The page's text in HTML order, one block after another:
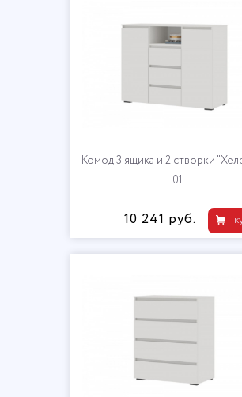
Комод 3 ящика и 2 створки
01
10 241 руб.